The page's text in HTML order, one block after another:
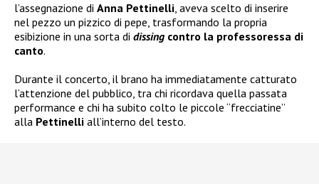
l’assegnazione di Anna Pettinelli , aveva scelto di inserire
nel pezzo un pizzico di pepe, trasformando la propria
esibizione in una sorta di dissing contro la professoressa di
canto.
Durante il concerto, il brano ha immediatamente catturato
l’attenzione del pubblico, tra chi ricordava quella passata
performance e chi ha subito colto le piccole “frecciatine”
alla Pettinelli all’interno del testo.